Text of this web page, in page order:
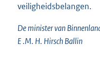
veiligheidsbelangen.
De minister van
E .M. H. Hirsch Ballin